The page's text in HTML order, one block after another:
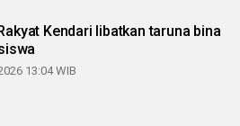
Kendari libatkan taruna bina
13:04 WIB